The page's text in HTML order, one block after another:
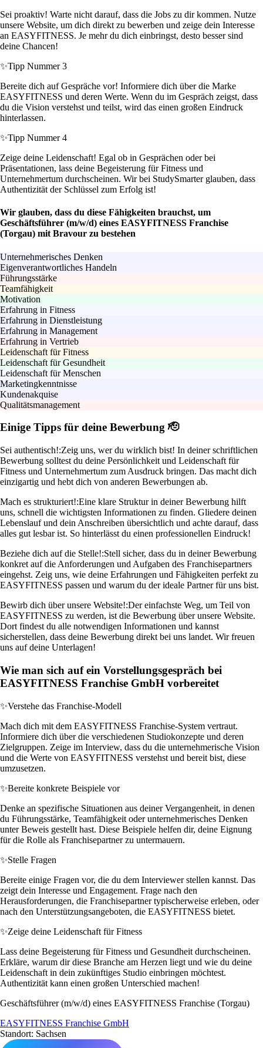
Sei proaktiv! Warte nicht darauf, dass die Jobs zu dir kommen. Nutze
unsere Website, um dich direkt zu bewerben und zeige dein Interesse
an EASYFITNESS. Je mehr du dich einbringst, desto besser sind
deine Chancen!
✨Tipp Nummer 3
Bereite dich auf Gespräche vor! Informiere dich über die Marke
EASYFITNESS und deren Werte. Wenn du im Gespräch zeigst, dass
du die Vision verstehst und teilst, wird das einen großen Eindruck
hinterlassen.
✨Tipp Nummer 4
Zeige deine Leidenschaft! Egal ob in Gesprächen oder bei
Präsentationen, lass deine Begeisterung für Fitness und
Unternehmertum durchscheinen. Wir bei StudySmarter glauben, dass
Authentizität der Schlüssel zum Erfolg ist!
Wir glauben, dass du diese Fähigkeiten brauchst, um
Geschäftsführer (m/w/d) eines EASYFITNESS Franchise
(Torgau) mit Bravour zu bestehen
Unternehmerisches Denken
Eigenverantwortliches Handeln
Führungsstärke
Teamfähigkeit
Motivation
Erfahrung in Fitness
Erfahrung in Dienstleistung
Erfahrung in Management
Erfahrung in Vertrieb
Leidenschaft für Fitness
Leidenschaft für Gesundheit
Leidenschaft für Menschen
Marketingkenntnisse
Kundenakquise
Qualitätsmanagement
Einige Tipps für deine Bewerbung 🫡
Sei authentisch!:Zeig uns, wer du wirklich bist! In deiner schriftlichen
Bewerbung solltest du deine Persönlichkeit und Leidenschaft für
Fitness und Unternehmertum zum Ausdruck bringen. Das macht dich
einzigartig und hebt dich von anderen Bewerbungen ab.
Mach es strukturiert!:Eine klare Struktur in deiner Bewerbung hilft
uns, schnell die wichtigsten Informationen zu finden. Gliedere deinen
Lebenslauf und dein Anschreiben übersichtlich und achte darauf, dass
alles gut lesbar ist. So hinterlässt du einen professionellen Eindruck!
Beziehe dich auf die Stelle!:Stell sicher, dass du in deiner Bewerbung
konkret auf die Anforderungen und Aufgaben des Franchisepartners
eingehst. Zeig uns, wie deine Erfahrungen und Fähigkeiten perfekt zu
EASYFITNESS passen und warum du der ideale Partner für uns bist.
Bewirb dich über unsere Website!:Der einfachste Weg, um Teil von
EASYFITNESS zu werden, ist die Bewerbung über unsere Website.
Dort findest du alle notwendigen Informationen und kannst
sicherstellen, dass deine Bewerbung direkt bei uns landet. Wir freuen
uns auf deine Unterlagen!
Wie man sich auf ein Vorstellungsgespräch bei
EASYFITNESS Franchise GmbH vorbereitet
✨Verstehe das Franchise-Modell
Mach dich mit dem EASYFITNESS Franchise-System vertraut.
Informiere dich über die verschiedenen Studiokonzepte und deren
Zielgruppen. Zeige im Interview, dass du die unternehmerische Vision
und die Werte von EASYFITNESS verstehst und bereit bist, diese
umzusetzen.
✨Bereite konkrete Beispiele vor
Denke an spezifische Situationen aus deiner Vergangenheit, in denen
du Führungsstärke, Teamfähigkeit oder unternehmerisches Denken
unter Beweis gestellt hast. Diese Beispiele helfen dir, deine Eignung
für die Rolle als Franchisepartner zu untermauern.
✨Stelle Fragen
Bereite einige Fragen vor, die du dem Interviewer stellen kannst. Das
zeigt dein Interesse und Engagement. Frage nach den
Herausforderungen, die Franchisepartner typischerweise erleben, oder
nach den Unterstützungsangeboten, die EASYFITNESS bietet.
✨Zeige deine Leidenschaft für Fitness
Lass deine Begeisterung für Fitness und Gesundheit durchscheinen.
Erkläre, warum dir diese Branche am Herzen liegt und wie du deine
Leidenschaft in dein zukünftiges Studio einbringen möchtest.
Authentizität kann einen großen Unterschied machen!
Geschäftsführer (m/w/d) eines EASYFITNESS Franchise (Torgau)
EASYFITNESS Franchise GmbH
Standort: Sachsen